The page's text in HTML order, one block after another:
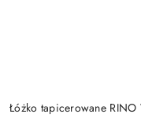
Łóżko tapicerowane